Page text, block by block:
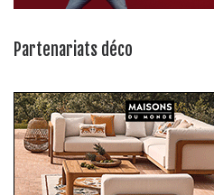
Partenariats déco